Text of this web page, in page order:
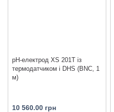
pH-електрод XS 201T із
термодатчиком і DHS (BNC, 1
м)
10 560.00 грн